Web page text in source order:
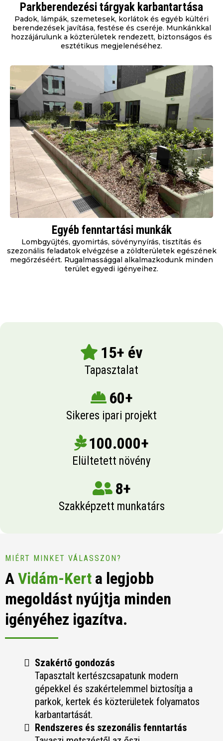
Parkberendezési tárgyak karbantartása
Padok, lámpák, szemetesek, korlátok és egyéb kültéri
berendezések javítása, festése és cseréje. Munkánkkal
hozzájárulunk a közterületek rendezett, biztonságos és
esztétikus megjelenéséhez.
Egyéb fenntartási munkák
Lombgyűjtés, gyomirtás, sövénynyírás, tisztítás és
szezonális feladatok elvégzése a zöldterületek egészének
megőrzéséért. Rugalmassággal alkalmazkodunk minden
terület egyedi igényeihez.
15+ év
Tapasztalat
60+
Sikeres ipari projekt
100.000+
Elültetett növény
8+
Szakképzett munkatárs
MIÉRT MINKET VÁLASSZON?
AVidám-Kert a legjobb
megoldást nyújtja minden
igényéhez igazítva.
Szakértő gondozás
Tapasztalt kertészcsapatunk modern
gépekkel és szakértelemmel biztosítja a
parkok, kertek és közterületek folyamatos
karbantartását.
Rendszeres és szezonális fenntartás